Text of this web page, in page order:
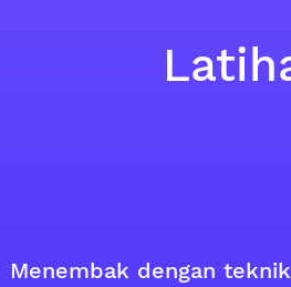
Menembak dengan teknik